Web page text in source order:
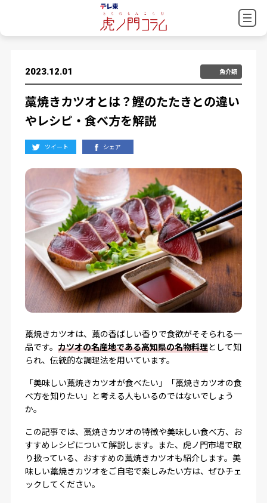
2023.12.01 魚介類
藁焼きカツオとは？鰹のたたきとの違い
やレシピ・食べ方を解説
ツイート シェア
藁焼きカツオは、藁の香ばしい香りで食欲がそそられる一
品です。 カツオの名産地である高知県の名物料理として知
られ、伝統的な調理法を用いています。
「美味しい藁焼きカツオが食べたい」「藁焼きカツオの食
べ方を知りたい」と考える人もいるのではないでしょう
か。
この記事では、藁焼きカツオの特徴や美味しい食べ方、お
すすめレシピについて解説します。また、虎ノ門市場で取
り扱っている、おすすめの藁焼きカツオも紹介します。美
味しい藁焼きカツオをご自宅で楽しみたい方は、ぜひチェ
ックしてください。